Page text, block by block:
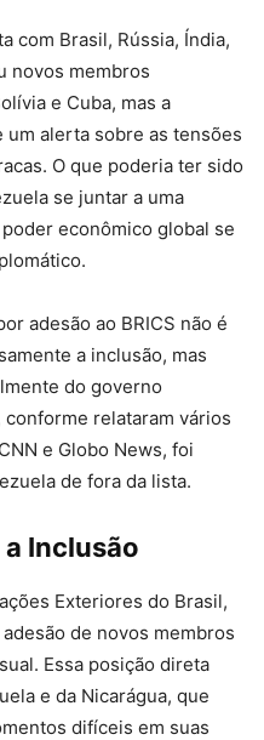
com Brasil, Rússia, Índia,
novos membros
e Cuba, mas a
um alerta sobre as tensões
O que poderia ter sido
se juntar a uma
econômico global se
adesão ao BRICS não é
a inclusão, mas
do governo
relataram vários
e Globo News, foi
de fora da lista.
Inclusão
Exteriores do Brasil,
de novos membros
Essa posição direta
e da Nicarágua, que
difíceis em suas